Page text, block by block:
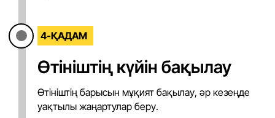
4-ҚАДАМ
Өтініштің күйін бақылау
Өтініштің барысын мұқият бақылау, әр кезеңде
уақтылы жаңартулар беру.